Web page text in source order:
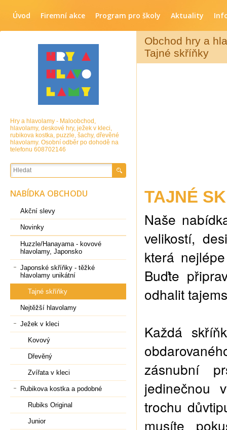
Úvod Firemní akce Program pro školy Aktuality
Obchod hry a
Tajné skříňky
TAJNÉ
Naše
velikostí,
která
Buďte
odhalit
Každá
zásnubní
jedinečnou
trochu
musíte
Hry a hlavolamy - Maloobchod,
hlavolamy, deskové hry, ježek v kleci,
rubikova kostka, puzzle, šachy, dřevěné
hlavolamy. Osobní odběr po dohodě na
telefonu 608702146
NABÍDKA OBCHODU
Akční slevy
Novinky
Huzzle/Hanayama - kovové
hlavolamy, Japonsko
Japonské skříňky - těžké
hlavolamy unikátní
Tajné skříňky
Nejtěžší hlavolamy
Ježek v kleci
Kovový
Dřevěný
Zvířata v kleci
Rubikova kostka a podobné
Rubiks Original
Junior